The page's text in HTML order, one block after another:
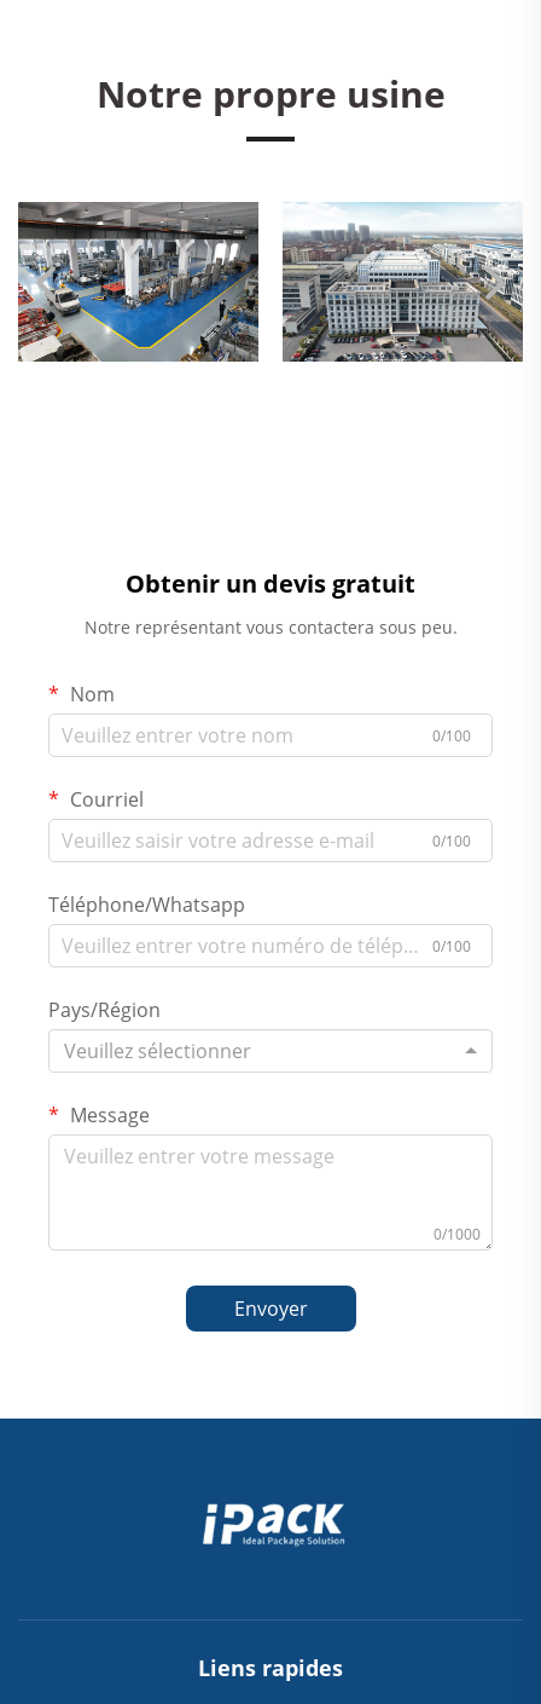
Notre propre usine
Obtenir un devis gratuit
Notre représentant vous contactera sous peu.
Nom
0/100
Courriel
0/100
Téléphone/Whatsapp
0/100
Pays/Région
Veuillez sélectionner
Message
0/1000
Envoyer
Liens rapides